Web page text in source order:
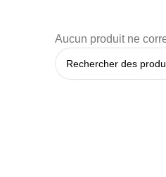
Aucun produit ne